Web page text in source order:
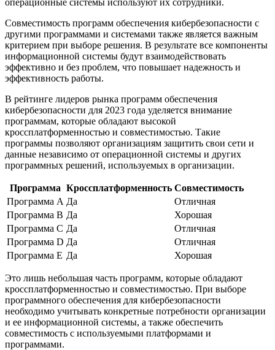
Совместимость программ обеспечения кибербезопасности с
другими программами и системами также является важным
критерием при выборе решения. В результате все компоненты
информационной системы будут взаимодействовать
эффективно и без проблем, что повышает надежность и
эффективность работы.
В рейтинге лидеров рынка программ обеспечения
кибербезопасности для 2023 года уделяется внимание
программам, которые обладают высокой
кроссплатформенностью и совместимостью. Такие
программы позволяют организациям защитить свои сети и
данные независимо от операционной системы и других
программных решений, используемых в организации.
Программа Кроссплатформенность Совместимость
Программа A Да
Отличная
Программа B Да
Хорошая
Программа C Да
Отличная
Программа D Да
Отличная
Программа E Да Хорошая
Это лишь небольшая часть программ, которые обладают
кроссплатформенностью и совместимостью. При выборе
программного обеспечения для кибербезопасности
необходимо учитывать конкретные потребности организации
и ее информационной системы, а также обеспечить
совместимость с используемыми платформами и
программами.